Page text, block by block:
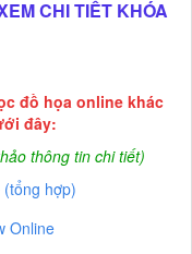
CHI TIẾT KHÓA
đồ họa online khác
đây:
thông tin chi tiết)
hợp)
Online